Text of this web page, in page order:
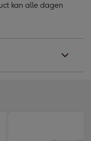
kan alle dagen